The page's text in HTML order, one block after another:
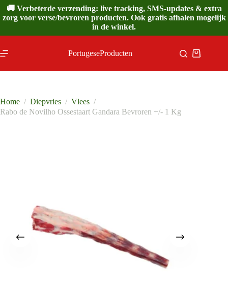
Ga
naar
de
🚚 Verbeterde verzending: live tracking, SMS-updates & extra
zorg voor verse/bevroren producten. Ook gratis afhalen mogelijk
in de winkel.
PortugeseProducten
Home / Diepvries / Vlees /
Rabo de Novilho Ossestaart Gandara Bevroren +/- 1 Kg